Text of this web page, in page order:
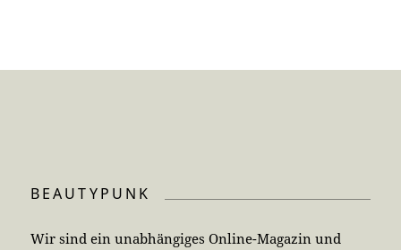
BEAUTYPUNK
Wir sind ein unabhängiges Online-Magazin und